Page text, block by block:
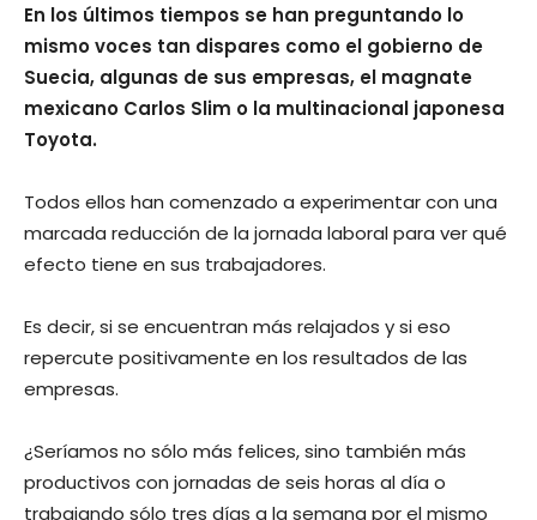
En los últimos tiempos se han preguntando lo
mismo voces tan dispares como el gobierno de
Suecia, algunas de sus empresas, el magnate
mexicano Carlos Slim o la multinacional japonesa
Toyota.
Todos ellos han comenzado a experimentar con una
marcada reducción de la jornada laboral para ver qué
efecto tiene en sus trabajadores.
Es decir, si se encuentran más relajados y si eso
repercute positivamente en los resultados de las
empresas.
¿Seríamos no sólo más felices, sino también más
productivos con jornadas de seis horas al día o
trabajando sólo tres días a la semana por el mismo